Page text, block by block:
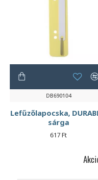
DB690104
Lefűzőlapocska,
sárga
617 Ft